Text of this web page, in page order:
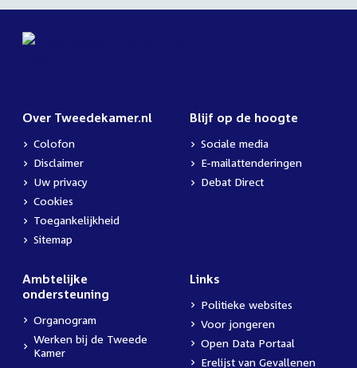
Over Tweedekamer.nl
Colofon
Disclaimer
Uw privacy
Cookies
Toegankelijkheid
Sitemap
Blijf op de hoogte
Sociale media
E-mailattenderingen
Debat Direct
Ambtelijke
ondersteuning
Organogram
Werken bij de Tweede
Kamer
Links
Politieke websites
Voor jongeren
Open Data Portaal
Erelijst van Gevallenen